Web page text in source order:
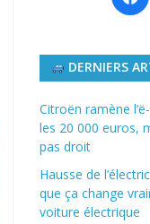
DERNIERS
Citroën ramène
les 20 000 euros,
pas droit
Hausse de
que ça change
voiture électrique